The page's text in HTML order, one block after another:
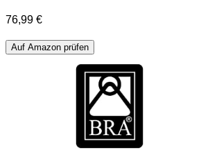
76,99 €
Auf Amazon prüfen